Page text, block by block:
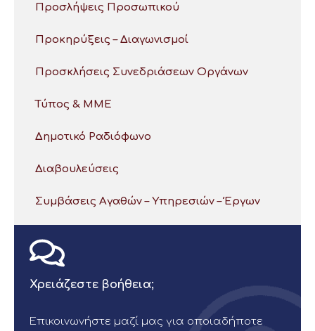
Προσλήψεις Προσωπικού
Προκηρύξεις – Διαγωνισμοί
Προσκλήσεις Συνεδριάσεων Οργάνων
Τύπος & ΜΜΕ
Δημοτικό Ραδιόφωνο
Διαβουλεύσεις
Συμβάσεις Αγαθών – Υπηρεσιών – Έργων
Χρειάζεστε βοήθεια;
Επικοινωνήστε μαζί μας για οποιαδήποτε